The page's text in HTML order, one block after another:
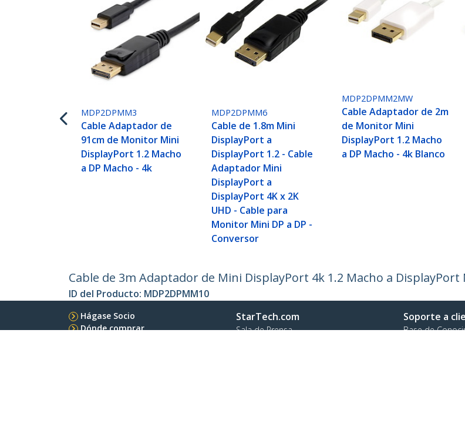
MDP2DPMM3
Cable Adaptador de
91cm de Monitor Mini
DisplayPort 1.2 Macho
a DP Macho - 4k
MDP2DPMM6
Cable de 1.8m Mini
DisplayPort a
DisplayPort 1.2 - Cable
Adaptador Mini
DisplayPort a
DisplayPort 4K x 2K
UHD - Cable para
Monitor Mini DP a DP -
Conversor
MDP2DPMM2MW
Cable Adaptador de 2m
de Monitor Mini
DisplayPort 1.2 Macho
a DP Macho - 4k Blanco
Cable de 3m Adaptador de Mini DisplayPort 4k 1.2 Macho a DisplayPort
ID del Producto: MDP2DPMM10
Hágase Socio
Dónde comprar
StarTech.com
Sala de Prensa
Soporte a
Base de